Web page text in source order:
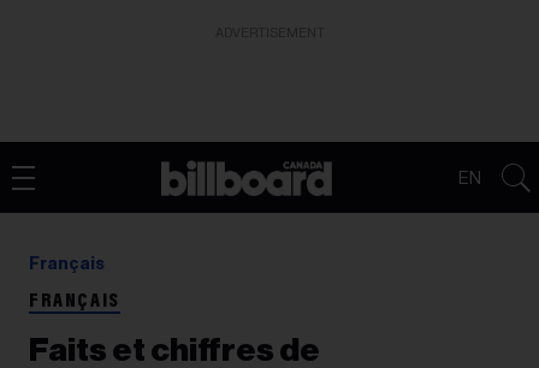
EN
Français
FRANÇAIS
Faits et chiffres de